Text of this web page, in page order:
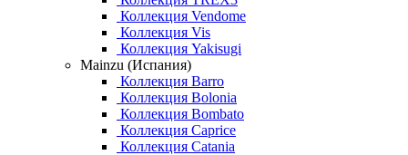
Коллекция Vendome
Коллекция Vis
Коллекция Yakisugi
Mainzu (Испания)
Коллекция Barro
Коллекция Bolonia
Коллекция Bombato
Коллекция Caprice
Коллекция Catania